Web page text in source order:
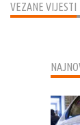
VEZANE VIJESTI